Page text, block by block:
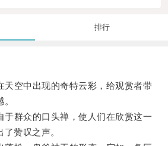
排行
空中出现的奇特云彩，给观赏者带
群众的口头禅，使人们在欣赏这一
赞叹之声。